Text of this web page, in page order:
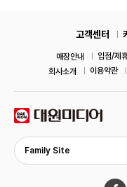
고객센터
매장안내 입점/제
회사소개
이용약관
Family Site